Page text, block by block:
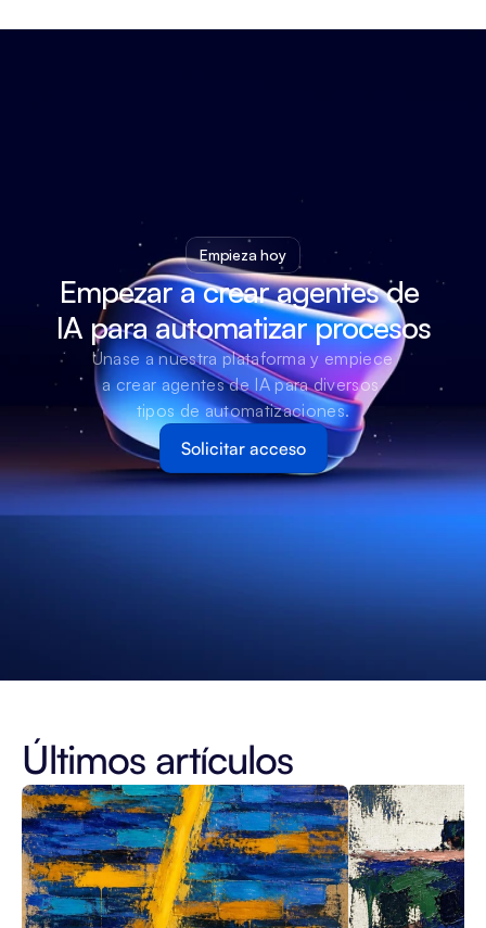
Empieza hoy
Empezar a crear agentes de
IA para automatizar procesos
Únase a nuestra plataforma y empiece
a crear agentes de IA para diversos
tipos de automatizaciones.
Solicitar acceso
Últimos artículos